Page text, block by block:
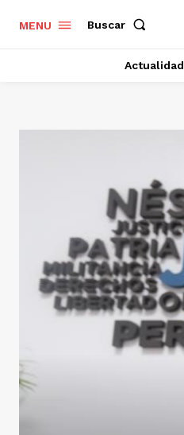
MENU Buscar
Actualidad